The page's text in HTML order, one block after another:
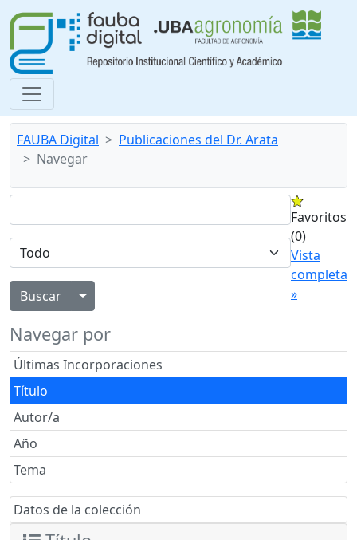
FAUBA Digital
Publicaciones del Dr. Arata
Navegar
Alternar menú desplegable
Favoritos
(0)
Vista
completa
»
Navegar por
Últimas Incorporaciones
Título
Autor/a
Año
Tema
Datos de la colección